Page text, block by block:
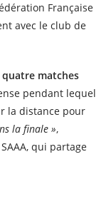
Française
avec le club de
matches
pendant lequel
la distance pour
la finale »,
qui partage